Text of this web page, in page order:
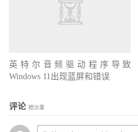
英特尔音频驱动程序导致
Windows 11出现蓝屏和错误
评论 抢沙发